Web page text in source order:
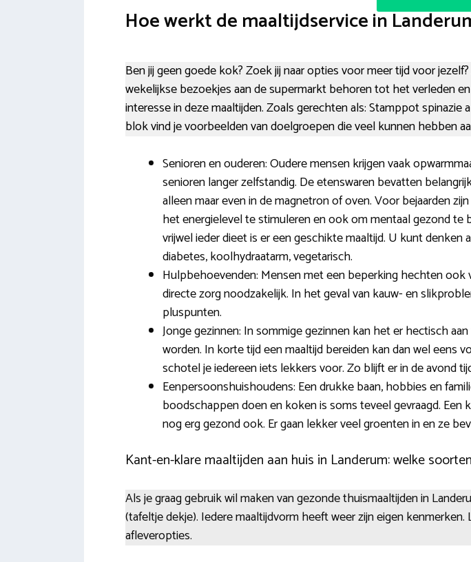
Hoe werkt de maaltijdservice in
Ben jij geen goede kok? Zoek jij naar opties voor meer tijd voor
wekelijkse bezoekjes aan de supermarkt behoren tot het verleden
interesse in deze maaltijden. Zoals gerechten als: Stamppot
blok vind je voorbeelden van doelgroepen die veel kunnen hebben
Senioren en ouderen: Oudere mensen krijgen vaak
senioren langer zelfstandig. De etenswaren bevatten
alleen maar even in de magnetron of oven. Voor bejaarden
het energielevel te stimuleren en ook om mentaal gezond te
vrijwel ieder dieet is er een geschikte maaltijd. U kunt denken
diabetes, koolhydraatarm, vegetarisch.
Hulpbehoevenden: Mensen met een beperking hechten ook
directe zorg noodzakelijk. In het geval van kauw- en
pluspunten.
Jonge gezinnen: In sommige gezinnen kan het er hectisch
worden. In korte tijd een maaltijd bereiden kan dan wel eens
schotel je iedereen iets lekkers voor. Zo blijft er in de avond
Eenpersoonshuishoudens: Een drukke baan, hobbies en
boodschappen doen en koken is soms teveel gevraagd.
nog erg gezond ook. Er gaan lekker veel groenten in en ze
Kant-en-klare maaltijden aan huis in Landerum: welke
Als je graag gebruik wil maken van gezonde thuismaaltijden in
(tafeltje dekje). Iedere maaltijdvorm heeft weer zijn eigen
afleveropties.